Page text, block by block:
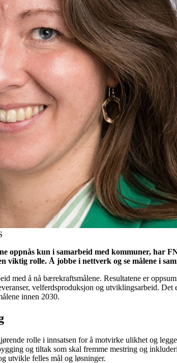
oppnås kun i samarbeid med kommuner, har
viktig rolle. Å jobbe i nettverk og se målene i
med å nå bærekraftsmålene. Resultatene er
velferdsproduksjon og utviklingsarbeid.
innen 2030.
rolle i innsatsen for å motvirke ulikhet og
og tiltak som skal fremme mestring og
utvikle felles mål og løsninger.